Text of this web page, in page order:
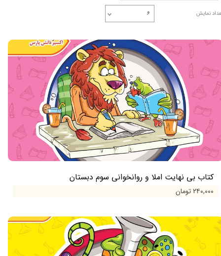
نمایش ۶
کتاب بی نهایت املا و روانخوانی سوم دبستان
۲۴۰,۰۰۰ تومان